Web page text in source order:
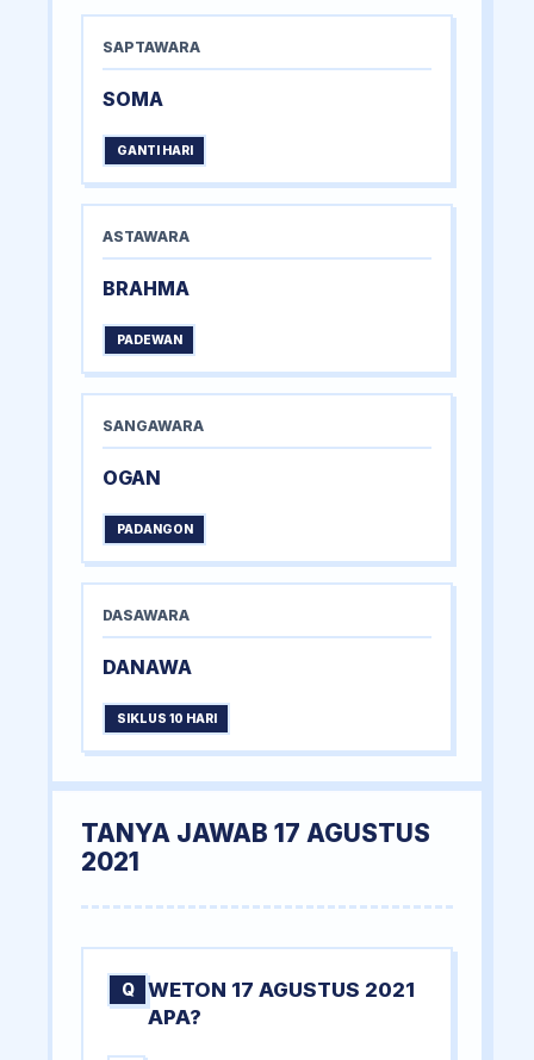
SAPTAWARA
SOMA
GANTI HARI
ASTAWARA
BRAHMA
PADEWAN
SANGAWARA
OGAN
PADANGON
DASAWARA
DANAWA
SIKLUS 10 HARI
TANYA JAWAB 17 AGUSTUS
2021
Q
WETON 17 AGUSTUS 2021
APA?